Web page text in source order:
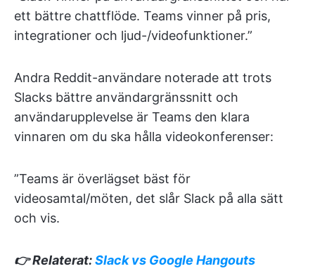
ett bättre chattflöde. Teams vinner på pris,
integrationer och ljud-/videofunktioner.”
Andra Reddit-användare noterade att trots
Slacks bättre användargränssnitt och
användarupplevelse är Teams den klara
vinnaren om du ska hålla videokonferenser:
”Teams är överlägset bäst för
videosamtal/möten, det slår Slack på alla sätt
och vis.
👉 Relaterat:Slack vs Google Hangouts